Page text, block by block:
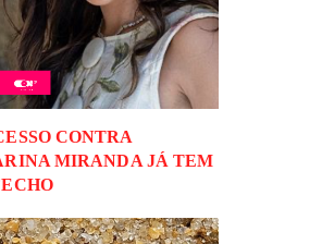
CONTRA
MIRANDA JÁ TEM